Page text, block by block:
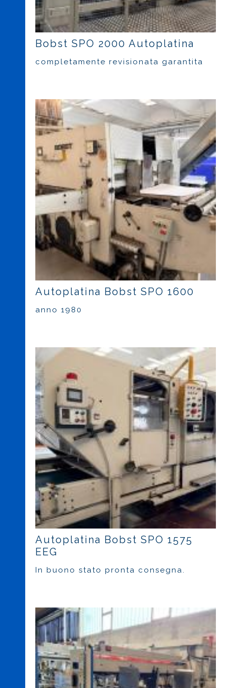
Bobst SPO 2000 Autoplatina
completamente revisionata garantita
Autoplatina Bobst SPO 1600
anno 1980
Autoplatina Bobst SPO 1575
EEG
In buono stato pronta consegna.